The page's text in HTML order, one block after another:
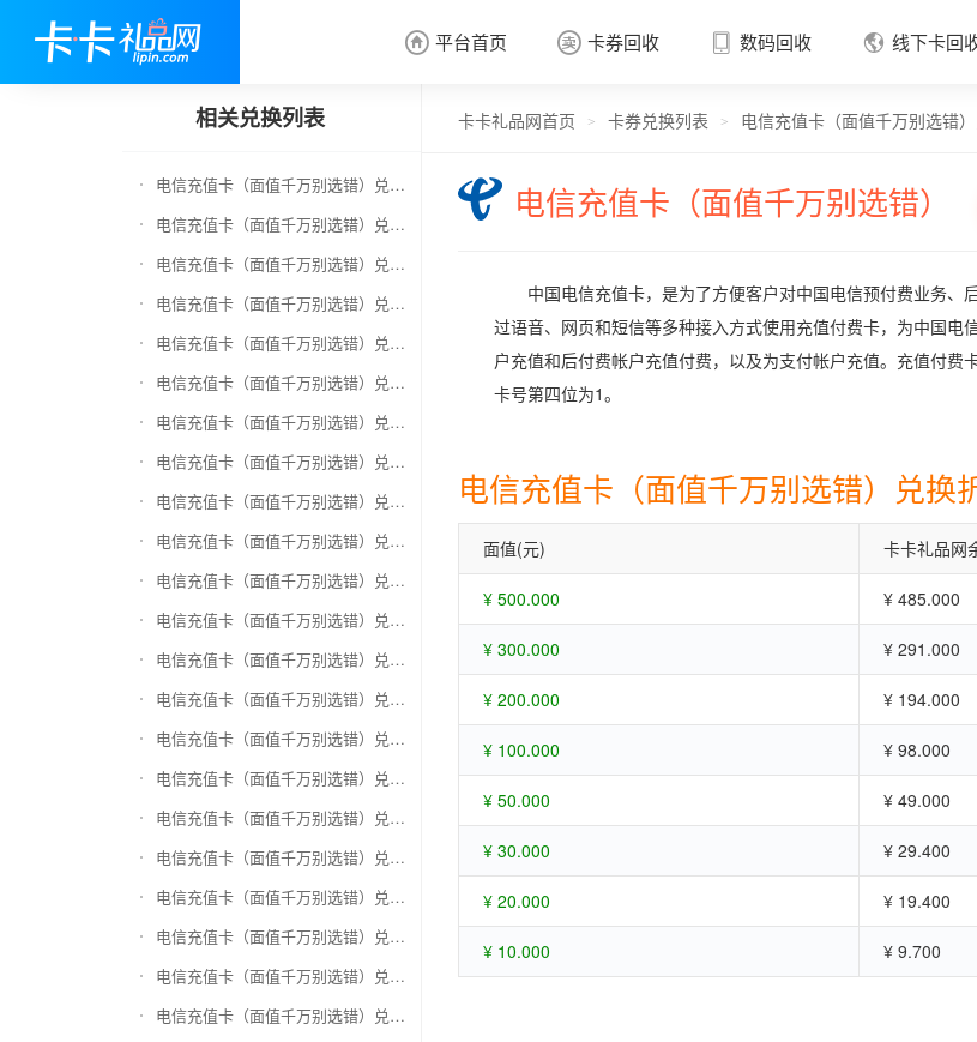
 平台首页  卡券回收
 卡券回收
 数码回收  线下卡回
相关兑换列表
电信充值卡（面值千万别选错）兑换京东E卡
电信充值卡（面值千万别选错）兑换中石化加油卡
电信充值卡（面值千万别选错）兑换移动充值卡（面值千万别选错）
电信充值卡（面值千万别选错）兑换联通充值卡（面值千万别选错）
电信充值卡（面值千万别选错）兑换京东钢镚
电信充值卡（面值千万别选错）兑换中石化加油卡无卡号（面值千万别选错）
电信充值卡（面值千万别选错）兑换中石油全国充值卡
电信充值卡（面值千万别选错）兑换京东领货码
电信充值卡（面值千万别选错）兑换京东超市卡
电信充值卡（面值千万别选错）兑换苏宁易购礼品卡
电信充值卡（面值千万别选错）兑换骏网一卡通
电信充值卡（面值千万别选错）兑换骏网乐充
电信充值卡（面值千万别选错）兑换汇元智付卡
电信充值卡（面值千万别选错）兑换携程任我行
电信充值卡（面值千万别选错）兑换中欣卡(中欣通卡)
电信充值卡（面值千万别选错）兑换盛大一卡通
电信充值卡（面值千万别选错）兑换网易一卡通
电信充值卡（面值千万别选错）兑换天宏一卡通（易冲天宏卡）
电信充值卡（面值千万别选错）兑换巨人一卡通(征途卡)
电信充值卡（面值千万别选错）兑换美团礼品卡
电信充值卡（面值千万别选错）兑换(百联卡)联华ok卡
电信充值卡（面值千万别选错）兑换资和信
卡卡礼品网首页 > 卡券兑换列表 > 电信充值卡（面值千万别选错
电信充值卡（面值千万别选错）
中国电信充值卡，是为了方便客户对中国电信预付费业务
过语音、网页和短信等多种接入方式使用充值付费卡，为中国
户充值和后付费帐户充值付费，以及为支付帐户充值。充值付费
卡号第四位为1。
电信充值卡（面值千万别选错）兑换
面值(元) 卡卡礼品网
¥ 500.000 ¥ 485.000
¥ 300.000 ¥ 291.000
¥ 200.000 ¥ 194.000
¥ 100.000 ¥ 98.000
¥ 50.000 ¥ 49.000
¥ 30.000 ¥ 29.400
¥ 20.000 ¥ 19.400
¥ 10.000 ¥ 9.700